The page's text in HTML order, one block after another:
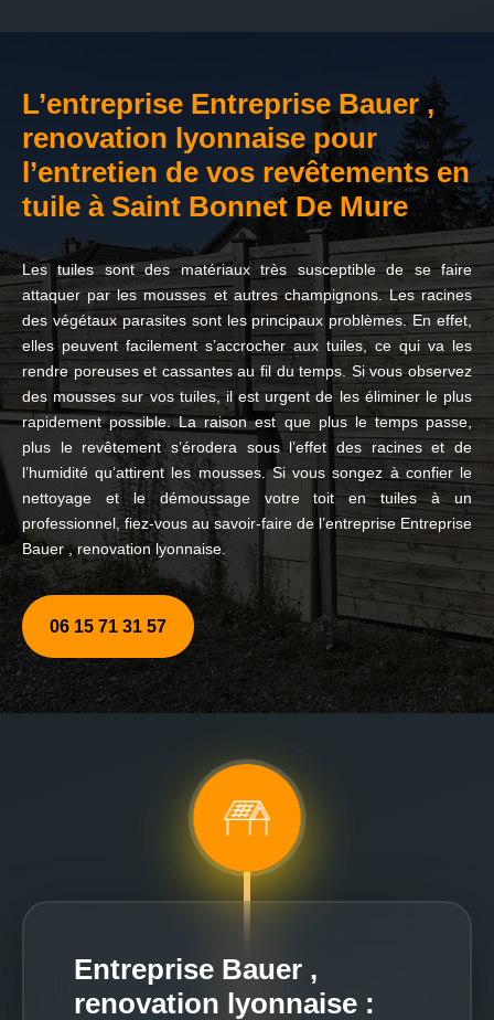
L’entreprise Entreprise Bauer ,
renovation lyonnaise pour
l’entretien de vos revêtements en
tuile à Saint Bonnet De Mure
Les tuiles sont des matériaux très susceptible de se faire
attaquer par les mousses et autres champignons. Les racines
des végétaux parasites sont les principaux problèmes. En effet,
elles peuvent facilement s’accrocher aux tuiles, ce qui va les
rendre poreuses et cassantes au fil du temps. Si vous observez
des mousses sur vos tuiles, il est urgent de les éliminer le plus
rapidement possible. La raison est que plus le temps passe,
plus le revêtement s’érodera sous l’effet des racines et de
l’humidité qu’attirent les mousses. Si vous songez à confier le
nettoyage et le démoussage votre toit en tuiles à un
professionnel, fiez-vous au savoir-faire de l’entreprise Entreprise
Bauer , renovation lyonnaise.
06 15 71 31 57
Entreprise Bauer ,
renovation lyonnaise :